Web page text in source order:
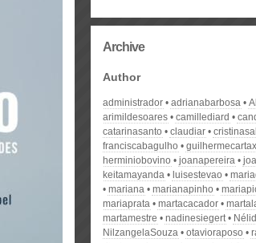
Archive
Author
administrador adrianabarbosa
arimildesoares
camillediard
catarinasanto
claudiar
franciscabagulho
herminiobovino
joanapereira
keitamayanda
luisestevao
mariana
marianapinho
mariaprata
martacacador
martamestre
nadinesiegert
NilzangelaSouza
otavioraposo